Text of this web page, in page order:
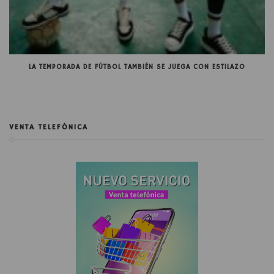
LA TEMPORADA DE FÚTBOL TAMBIÉN SE JUEGA CON ESTILAZO
VENTA TELEFÓNICA